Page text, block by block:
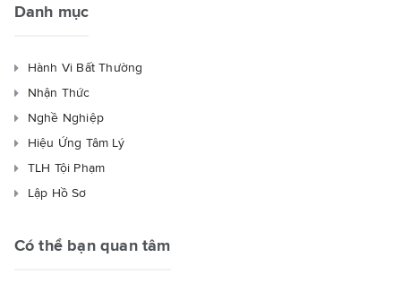
Danh mục
Hành Vi Bất Thường
Nhận Thức
Nghề Nghiệp
Hiệu Ứng Tâm Lý
TLH Tội Phạm
Lập Hồ Sơ
Có thể bạn quan tâm